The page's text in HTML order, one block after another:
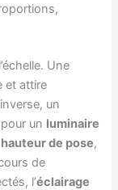
Une
et attire
un
un luminaire
hauteur de pose,
de
l’éclairage